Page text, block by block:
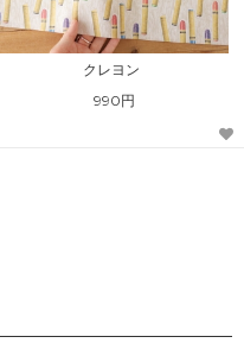
クレヨン
990円